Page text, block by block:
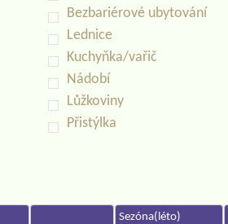
Bezbariérové ubytování
Lednice
Kuchyňka/vařič
Nádobí
Lůžkoviny
Přistýlka
Sezóna(léto)